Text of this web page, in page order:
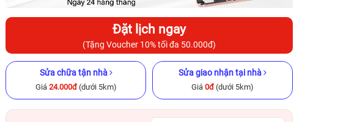
-5.500.000đ -5.700.000đ -3.000.000đ
Đặt lịch ngay
(Tặng Voucher 10% tối đa 50.000đ)
Sửa chữa tận nhà
Giá 24.000đ(dưới 5km)
Sửa giao nhận tại nhà
Giá 0đ(dưới 5km)